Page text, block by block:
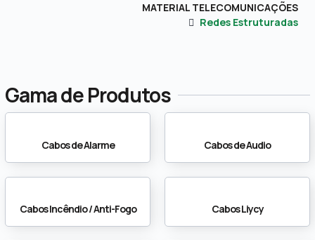
MATERIAL TELECOMUNICAÇÕES
Redes Estruturadas
Gama de Produtos
Cabos de Alarme Cabos de Audio
Cabos Incêndio / Anti-Fogo Cabos Liycy